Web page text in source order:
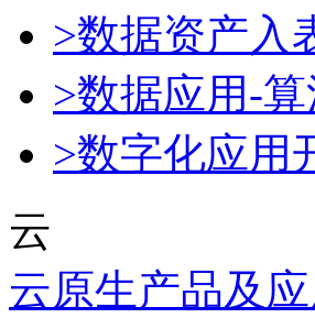
>数据资产入
>数据应用-
>数字化应用
云
云原生产品及